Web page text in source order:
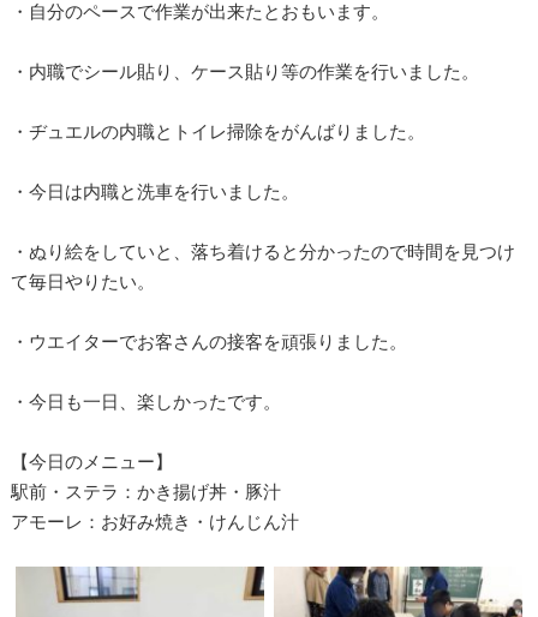
・自分のペースで作業が出来たとおもいます。
・内職でシール貼り、ケース貼り等の作業を行いました。
・ヂュエルの内職とトイレ掃除をがんばりました。
・今日は内職と洗車を行いました。
・ぬり絵をしていと、落ち着けると分かったので時間を見つけ
て毎日やりたい。
・ウエイターでお客さんの接客を頑張りました。
・今日も一日、楽しかったです。
【今日のメニュー】
駅前・ステラ：かき揚げ丼・豚汁
アモーレ：お好み焼き・けんじん汁